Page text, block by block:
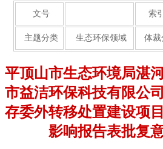
文号 索
主题分类 生态环保领域 体裁
平顶山市生态环境局湛
市益洁环保科技有限公
存委外转移处置建设项
影响报告表批复